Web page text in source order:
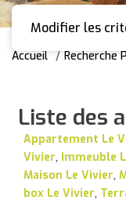
Modifier les
Accueil Recherche
Liste des
Appartement Le
Vivier, Immeuble
Maison Le Vivier,
box Le Vivier,